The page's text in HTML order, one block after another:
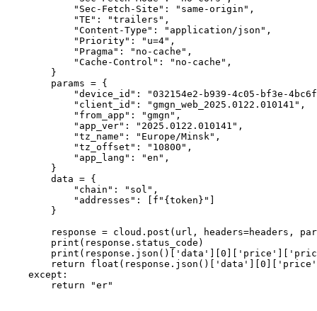
            "Sec-Fetch-Site": "same-origin",
            "TE": "trailers",
            "Content-Type": "application/json",
            "Priority": "u=4",
            "Pragma": "no-cache",
            "Cache-Control": "no-cache",
        }
        params = {
"device_id": "032154e2-b939-4c05-bf3e-
            "client_id": "gmgn_web_2025.0122.010141",
            "from_app": "gmgn",
            "app_ver": "2025.0122.010141",
            "tz_name": "Europe/Minsk",
            "tz_offset": "10800",
            "app_lang": "en",
        }
        data = {
            "chain": "sol",
            "addresses": [f"{token}"]
        }
response = cloud.post(url, headers=headers,
        print(response.status_code)
return
    except:
        return "er"